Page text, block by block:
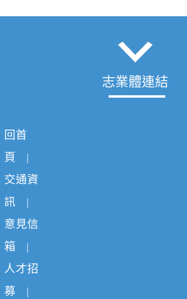
志業體連結
回首
頁 |
交通資
訊 |
意見信
箱 |
人才招
募 |